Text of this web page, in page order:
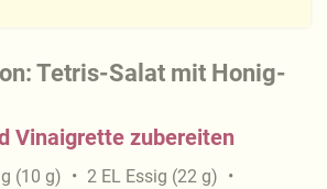
Tetris-Salat mit Honig-
Vinaigrette zubereiten
(10 g) 2 EL Essig (22 g)